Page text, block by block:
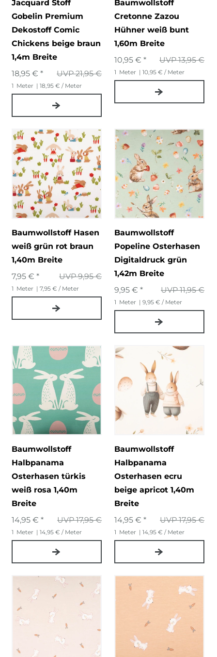
Jacquard Stoff
Gobelin Premium
Dekostoff Comic
Chickens beige braun
1,4m Breite
UVP 21,95 €
18,95 € *
1 Meter | 18,95 € / Meter
Baumwollstoff
Cretonne Zazou
Hühner weiß bunt
1,60m Breite
UVP 13,95 €
10,95 € *
1 Meter | 10,95 € / Meter
Baumwollstoff Hasen
weiß grün rot braun
1,40m Breite
UVP 9,95 €
7,95 € *
1 Meter | 7,95 € / Meter
Baumwollstoff
Popeline Osterhasen
Digitaldruck grün
1,42m Breite
UVP 11,95 €
9,95 € *
1 Meter | 9,95 € / Meter
Baumwollstoff
Halbpanama
Osterhasen türkis
weiß rosa 1,40m
Breite
UVP 17,95 €
14,95 € *
1 Meter | 14,95 € / Meter
Baumwollstoff
Halbpanama
Osterhasen ecru
beige apricot 1,40m
Breite
UVP 17,95 €
14,95 € *
1 Meter | 14,95 € / Meter